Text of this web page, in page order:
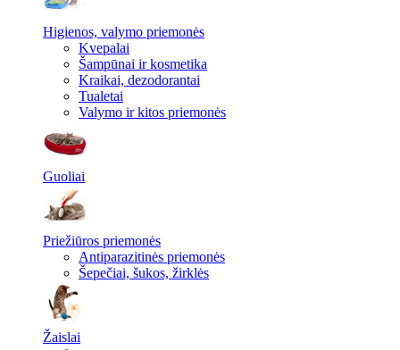
Higienos, valymo priemonės
Kvepalai
Šampūnai ir kosmetika
Kraikai, dezodorantai
Tualetai
Valymo ir kitos priemonės
Guoliai
Priežiūros priemonės
Antiparazitinės priemonės
Šepečiai, šukos, žirklės
Žaislai